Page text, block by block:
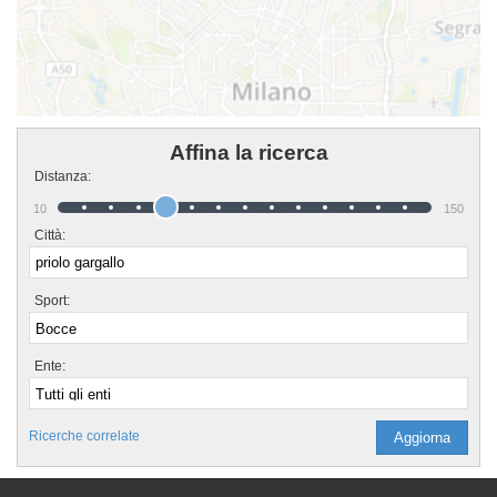
Affina la ricerca
Distanza:
10 150
Città:
Sport:
Ente:
Ricerche correlate